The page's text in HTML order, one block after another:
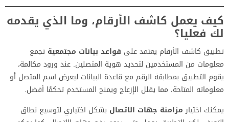
كيف يعمل كاشف الأرقام، وما الذي يقدمه
لك فعليا؟
تطبيق كاشف الأرقام يعتمد على قواعد بيانات مجتمعية تجمع
معلومات من المستخدمين لتحديد هوية المتصلين. عند ورود مكالمة،
يقوم التطبيق بمطابقة الرقم مع قاعدة البيانات ليعرض اسم المتصل أو
معلوماته المتاحة، مما يقلل الإزعاج ويمنح المستخدم تحكمًا أفضل.
يمكنك اختيارمزامنة جهات الاتصال بشكل اختياري لتوسيع نطاق